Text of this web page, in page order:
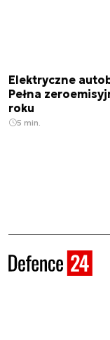
Elektryczne
Pełna
roku
5 min.